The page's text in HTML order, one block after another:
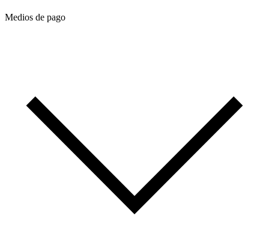
Medios de pago